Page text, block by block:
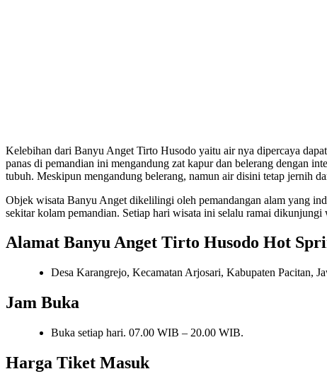
Kelebihan dari Banyu Anget Tirto Husodo yaitu air nya dipercaya
panas di pemandian ini mengandung zat kapur dan belerang dengan
tubuh. Meskipun mengandung belerang, namun air disini tetap jernih
Objek wisata Banyu Anget dikelilingi oleh pemandangan alam yang
sekitar kolam pemandian. Setiap hari wisata ini selalu ramai dikunjungi
Alamat Banyu Anget Tirto Husodo Hot
Desa Karangrejo, Kecamatan Arjosari, Kabupaten Pacitan,
Jam Buka
Buka setiap hari. 07.00 WIB – 20.00 WIB.
Harga Tiket Masuk